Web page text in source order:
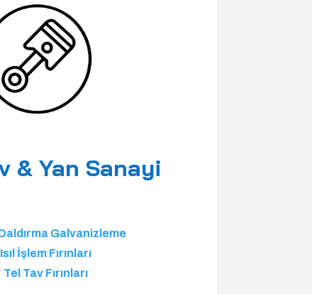
& Yan Sanayi
Galvanizleme
Isıl İşlem Fırınları
Tel Tav Fırınları